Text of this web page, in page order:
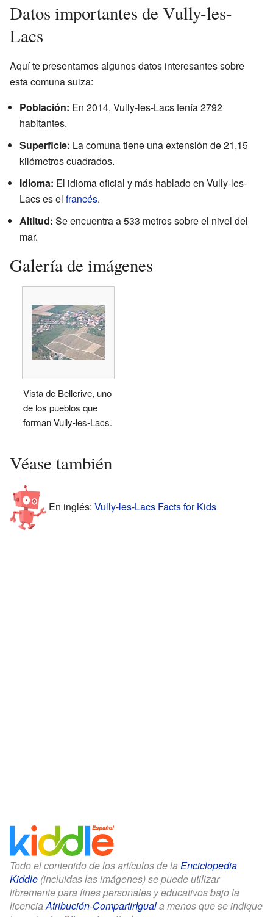
Datos importantes de Vully-les-
Lacs
Aquí te presentamos algunos datos interesantes sobre
esta comuna suiza:
Población: En 2014, Vully-les-Lacs tenía 2792
habitantes.
Superficie: La comuna tiene una extensión de 21,15
kilómetros cuadrados.
Idioma: El idioma oficial y más hablado en Vully-les-
Lacs es el francés.
Altitud: Se encuentra a 533 metros sobre el nivel del
mar.
Galería de imágenes
Vista de Bellerive, uno
de los pueblos que
forman Vully-les-Lacs.
Véase también
En inglés: Vully-les-Lacs Facts for Kids
Todo el contenido de los artículos de la Enciclopedia
Kiddle (incluidas las imágenes) se puede utilizar
libremente para fines personales y educativos bajo la
licenciaAtribución-CompartirIguala menos que se indique